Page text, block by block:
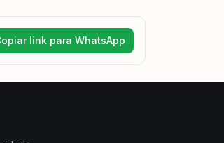
link para WhatsApp